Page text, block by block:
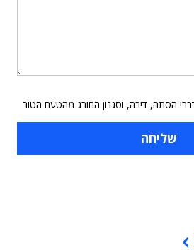
הסתה, דיבה, וסגנון החורג מהטעם הטוב